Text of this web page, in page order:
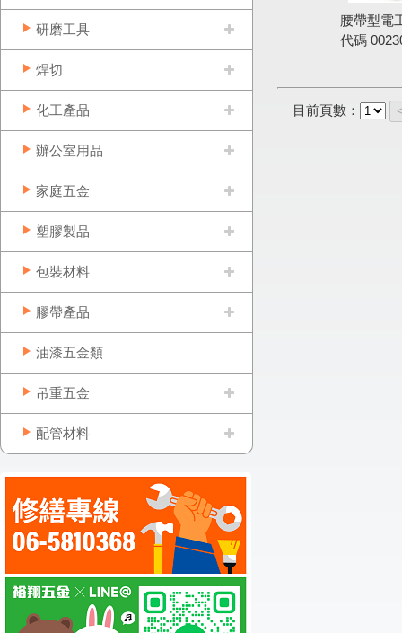
研磨工具
焊切
化工產品
辦公室用品
家庭五金
塑膠製品
包裝材料
膠帶產品
油漆五金類
吊重五金
配管材料
腰帶型電
代碼
目前頁數：